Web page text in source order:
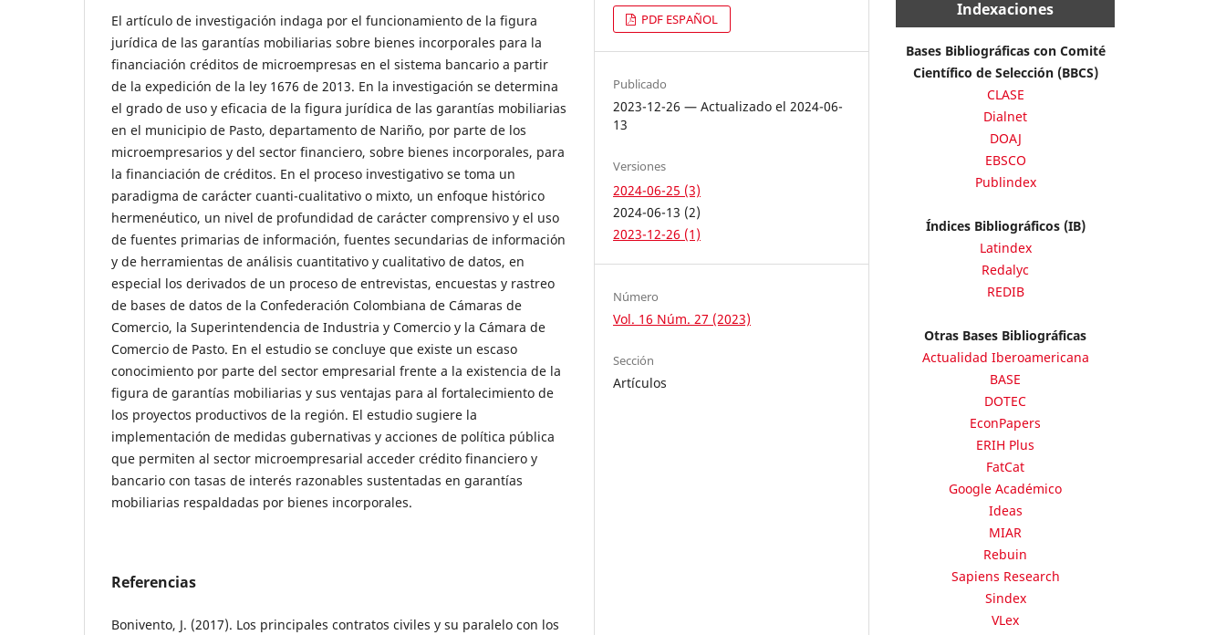
El artículo de investigación indaga por el funcionamiento de la figura
jurídica de las garantías mobiliarias sobre bienes incorporales para la
financiación créditos de microempresas en el sistema bancario a partir
de la expedición de la ley 1676 de 2013. En la investigación se determina
el grado de uso y eficacia de la figura jurídica de las garantías mobiliarias
en el municipio de Pasto, departamento de Nariño, por parte de los
microempresarios y del sector financiero, sobre bienes incorporales, para
la financiación de créditos. En el proceso investigativo se toma un
paradigma de carácter cuanti-cualitativo o mixto, un enfoque histórico
hermenéutico, un nivel de profundidad de carácter comprensivo y el uso
de fuentes primarias de información, fuentes secundarias de información
y de herramientas de análisis cuantitativo y cualitativo de datos, en
especial los derivados de un proceso de entrevistas, encuestas y rastreo
de bases de datos de la Confederación Colombiana de Cámaras de
Comercio, la Superintendencia de Industria y Comercio y la Cámara de
Comercio de Pasto. En el estudio se concluye que existe un escaso
conocimiento por parte del sector empresarial frente a la existencia de la
figura de garantías mobiliarias y sus ventajas para al fortalecimiento de
los proyectos productivos de la región. El estudio sugiere la
implementación de medidas gubernativas y acciones de política pública
que permiten al sector microempresarial acceder crédito financiero y
bancario con tasas de interés razonables sustentadas en garantías
mobiliarias respaldadas por bienes incorporales.
Referencias
Bonivento, J. (2017). Los principales contratos civiles y su paralelo con los
PDF ESPAÑOL
Publicado
2023-12-26 — Actualizado el 2024-06-
13
Versiones
2024-06-25 (3)
2024-06-13 (2)
2023-12-26 (1)
Número
Vol. 16 Núm. 27 (2023)
Sección
Artículos
Indexaciones
Bases Bibliográficas con Comité
Científico de Selección (BBCS)
CLASE
Dialnet
DOAJ
EBSCO
Publindex
Índices Bibliográficos (IB)
Latindex
Redalyc
REDIB
Otras Bases Bibliográficas
Actualidad Iberoamericana
BASE
DOTEC
EconPapers
ERIH Plus
FatCat
Google Académico
Ideas
MIAR
Rebuin
Sapiens Research
Sindex
VLex